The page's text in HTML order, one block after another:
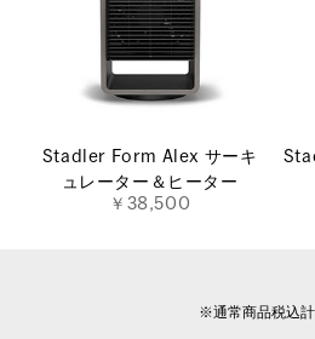
Stadler Form Alex サーキ
ュレーター＆ヒーター
￥38,500
※通常商品税込